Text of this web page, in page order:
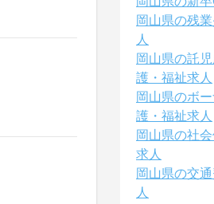
岡山県の残
人
岡山県の託
護・福祉求人
岡山県のボ
護・福祉求人
岡山県の社
求人
岡山県の交
人